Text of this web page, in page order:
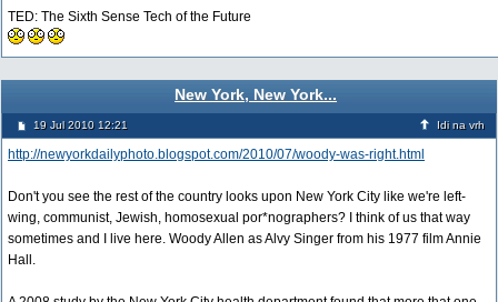
TED: The Sixth Sense Tech of the Future
New York, New York...
19 Jul 2010 12:21 Idi na vrh
http://newyorkdailyphoto.blogspot.com/2010/07/woody-was-right.html
Don't you see the rest of the country looks upon New York City like we're left-
wing, communist, Jewish, homosexual por*nographers? I think of us that way
sometimes and I live here. Woody Allen as Alvy Singer from his 1977 film Annie
Hall.